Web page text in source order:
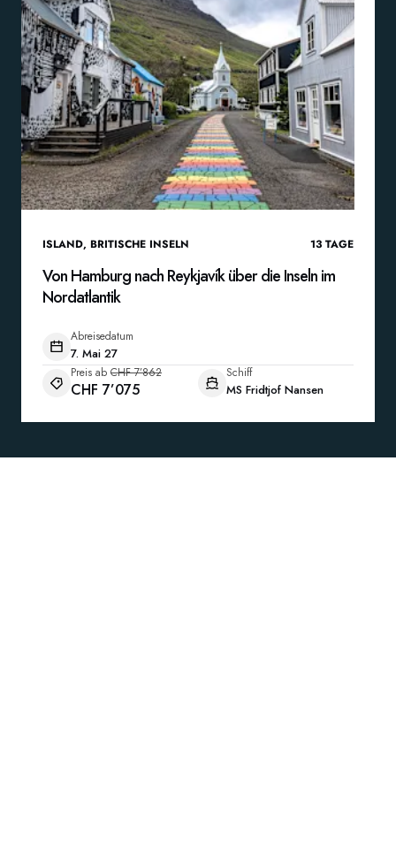
ISLAND, BRITISCHE INSELN 13 TAGE
Von Hamburg nach Reykjavík über die Inseln im
Nordatlantik
Abreisedatum
7. Mai 27
Preis ab CHF 7’862
CHF 7’075
Schiff
MS Fridtjof Nansen